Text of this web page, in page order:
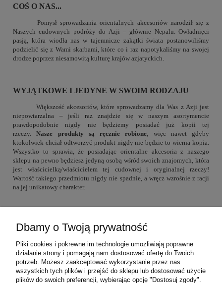
COŚ O NAS...
Pomysł sprowadzania orientalnych akcesoriów narodził się z
Naszych cudownych podróży do Azji – głównie Nepalu. Owładnięci
pasją, która wiodła nas w tajemnicze zakątki świata postanowiliśmy
podzielić się z Wami skarbami, które co i raz napotykaliśmy na swojej
drodze poprzez niesamowitą kulturę krajów azjatyckich.
WYJĄTKOWE I JEDYNE W SWOIM RODZAJU
Większość akcesoriów, które sprowadzamy dla Was z Azji jest
niepowtarzalna – jeśli raz znajdzie się w naszym asortymencie
prawdopodobnie nigdy nie będziemy posiadać już kopii tej
rzeczy.Nasze produkty są ręcznie robione , więc nawet gdyby
ktokolwiek chciał odtworzyć produkt nigdy nie będzie to wierna kopia.
Wszystko to sprawia, że posiadając orientalne akcesoria z naszego
sklepu na pewno będziesz jedyną osobą wśród swoich znajomych, która
jest właścicielką/właścicielem tej cudownej i oryginalnej rzeczy!
Wartość takiego przedmiotu nigdy nie spadnie, a wręcz wzrośnie z racji
na jej unikatowy charakter.
Warunki zakupów
Moje konto
Dbamy o Twoją prywatność
Pliki cookies i pokrewne im technologie umożliwiają poprawne
działanie strony i pomagają nam dostosować ofertę do Twoich
potrzeb. Możesz zaakceptować wykorzystanie przez nas
wszystkich tych plików i przejść do sklepu lub dostosować użycie
plików do swoich preferencji, wybierając opcję "Dostosuj zgody".